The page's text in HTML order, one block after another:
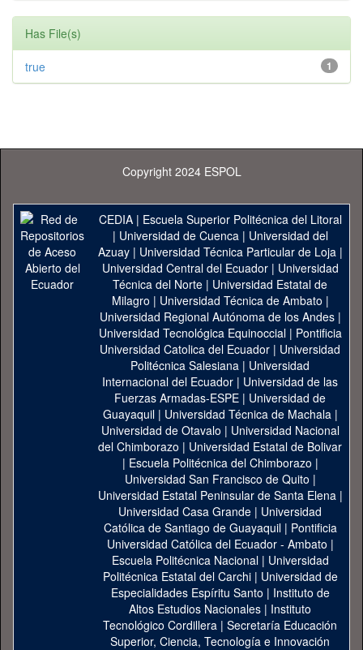
Has File(s)
1
true
Copyright 2024 ESPOL
CEDIA| Escuela Superior Politécnica del Litoral
| Universidad de Cuenca| Universidad del
Azuay| Universidad Técnica Particular de Loja|
Universidad Central del Ecuador| Universidad
Técnica del Norte | Universidad Estatal de
Milagro | Universidad Técnica de Ambato |
Universidad Regional Autónoma de los Andes|
Universidad Tecnológica Equinoccial| Pontificia
Universidad Catolica del Ecuador | Universidad
Politécnica Salesiana | Universidad
Internacional del Ecuador | Universidad de las
Fuerzas Armadas-ESPE | Universidad de
Guayaquil| Universidad Técnica de Machala|
Universidad de Otavalo | Universidad Nacional
del Chimborazo | Universidad Estatal de Bolivar
| Escuela Politécnica del Chimborazo |
Universidad San Francisco de Quito |
Universidad Estatal Peninsular de Santa Elena|
Universidad Casa Grande | Universidad
Católica de Santiago de Guayaquil| Pontificia
Universidad Católica del Ecuador - Ambato |
Escuela Politécnica Nacional| Universidad
Politécnica Estatal del Carchi| Universidad de
Especialidades Espíritu Santo | Instituto de
Altos Estudios Nacionales | Instituto
Tecnológico Cordillera | Secretaría Educación
Superior, Ciencia, Tecnología e Innovación